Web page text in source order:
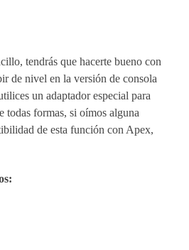
tendrás que hacerte bueno con
de nivel en la versión de consola
un adaptador especial para
todas formas, si oímos alguna
de esta función con Apex,